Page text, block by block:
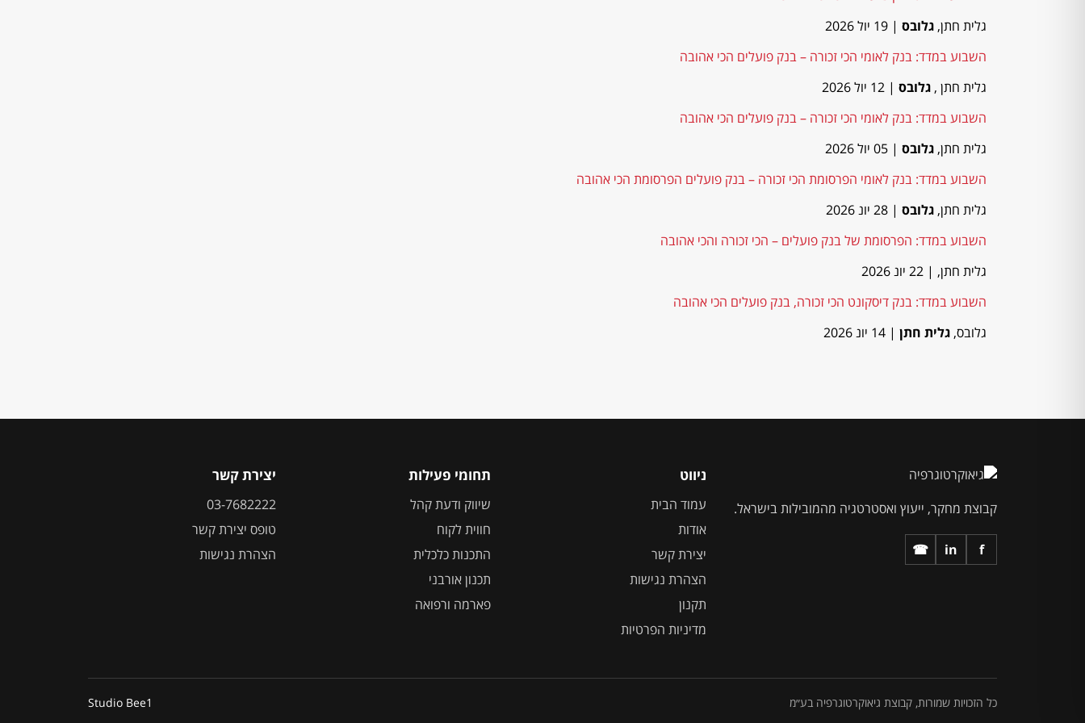
גלית חתן, גלובס | 19 יול 2026
השבוע במדד: בנק לאומי הכי זכורה – בנק פועלים הכי אהובה
גלית חתן , גלובס | 12 יול 2026
השבוע במדד: בנק לאומי הכי זכורה – בנק פועלים הכי אהובה
גלית חתן, גלובס | 05 יול 2026
השבוע במדד: בנק לאומי הפרסומת הכי זכורה – בנק פועלים הפרסומת הכי אהובה
גלית חתן, גלובס | 28 יונ 2026
השבוע במדד: הפרסומת של בנק פועלים – הכי זכורה והכי אהובה
גלית חתן, | 22 יונ 2026
השבוע במדד: בנק דיסקונט הכי זכורה, בנק פועלים הכי אהובה
גלובס, גלית חתן | 14 יונ 2026
קבוצת מחקר, ייעוץ ואסטרטגיה מהמובילות בישראל.
f
in
☎
ניווט
עמוד הבית
אודות
יצירת קשר
הצהרת נגישות
תקנון
מדיניות הפרטיות
תחומי פעילות
שיווק ודעת קהל
חווית לקוח
התכנות כלכלית
תכנון אורבני
פארמה ורפואה
יצירת קשר
03-7682222
טופס יצירת קשר
הצהרת נגישות
כל הזכויות שמורות, קבוצת גיאוקרטוגרפיה בע״מ Studio Bee1